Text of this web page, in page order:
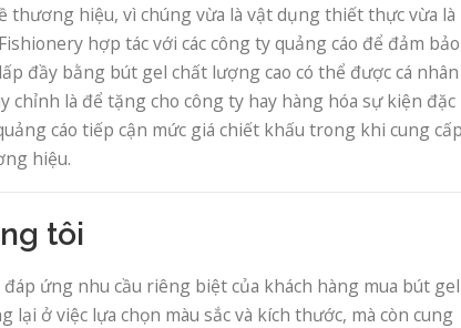
thương hiệu, vì chúng vừa là vật dụng thiết thực vừa là
hợp tác với các công ty quảng cáo để đảm bảo
đầy bằng bút gel chất lượng cao có thể được cá nhân
chỉnh là để tặng cho công ty hay hàng hóa sự kiện đặc
cáo tiếp cận mức giá chiết khấu trong khi cung cấp
hiệu.
tôi
ứng nhu cầu riêng biệt của khách hàng mua bút gel
ở việc lựa chọn màu sắc và kích thước, mà còn cung